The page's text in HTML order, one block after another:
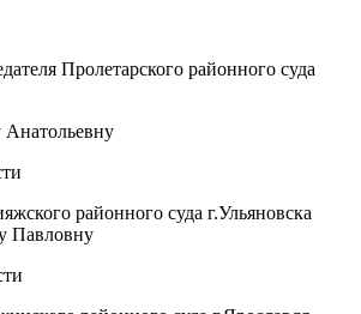
Пролетарского районного суда
районного суда г.Ульяновска
Павловну